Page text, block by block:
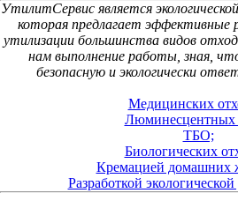
УтилитСервис является
которая предлагает эффективные
утилизации большинства видов
нам выполнение работы, зная,
безопасную и экологически
Медицинских
Люминесцентных
ТБО;
Биологических
Кремацией домашних
Разработкой